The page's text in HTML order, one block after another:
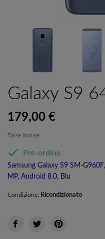
Galaxy S9
179,00 €
Tasse incluse
 Pre-ordine
Samsung Galaxy S9 SM-
MP, Android 8.0, Blu
Condizione: Ricondizionato